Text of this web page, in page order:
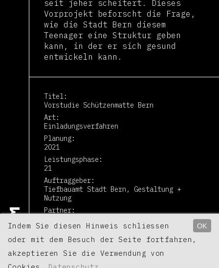
seit jeher scheitert. Dieses
Vorprojekt beforscht die Frage,
wie die Stadt Bern diesem
Teenager eine Struktur geben
kann, in der er sich gesund
entwickeln kann.
Titel
Vorstudie Schützenmatte Bern
Art
Einladungsverfahren
Planung
2021
Leistungsphase
21
Auftraggeber
Tiefbauamt Stadt Bern, Gestaltung +
Nutzung
Partner
OK
Indem Sie diesen Hinweis schliessen
oder mit dem Besuch der Seite fortfahren,
akzeptieren Sie die Verwendung von